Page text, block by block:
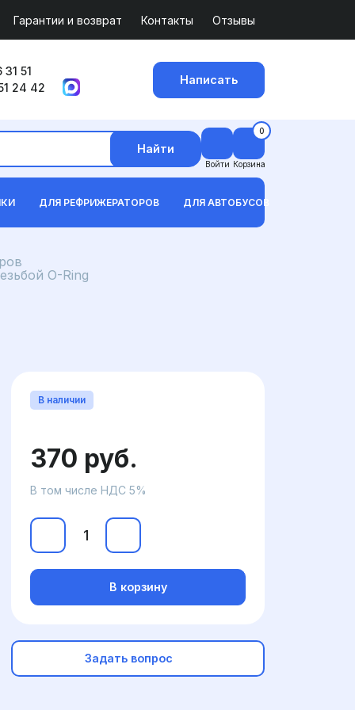
Гарантии и возврат Контакты Отзывы
51
24 42
Написать
Найти
Войти
0
Корзина
ДЛЯ РЕФРИЖЕРАТОРОВ ДЛЯ АВТОБУСОВ
O-Ring
В наличии
370 руб.
В том числе НДС 5%
В корзину
Задать вопрос